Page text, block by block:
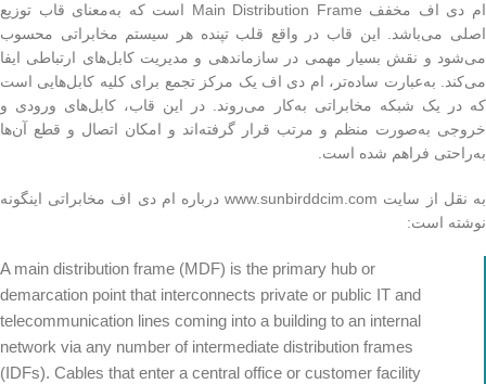
ام دی اف مخفف Main Distribution Frame است که به‌معنای قاب توزیع
اصلی می‌باشد. این قاب در واقع قلب تپنده هر سیستم مخابراتی محسوب
می‌شود و نقش بسیار مهمی در سازماندهی و مدیریت کابل‌های ارتباطی ایفا
می‌کند. به‌عبارت ساده‌تر، ام دی اف یک مرکز تجمع برای کلیه کابل‌هایی است
که در یک شبکه مخابراتی به‌کار می‌روند. در این قاب، کابل‌های ورودی و
خروجی به‌صورت منظم و مرتب قرار گرفته‌اند و امکان اتصال و قطع آن‌ها
به‌راحتی فراهم شده است.
به نقل از سایت www.sunbirddcim.com درباره ام دی اف مخابراتی اینگونه
نوشته است:
A main distribution frame (MDF) is the primary hub or
demarcation point that interconnects private or public IT and
telecommunication lines coming into a building to an internal
network via any number of intermediate distribution frames
(IDFs). Cables that enter a central office or customer facility